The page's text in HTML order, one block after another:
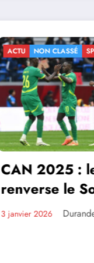
CLASSÉ SPORTS
: le
le Soudan
en quarts
Durandeau